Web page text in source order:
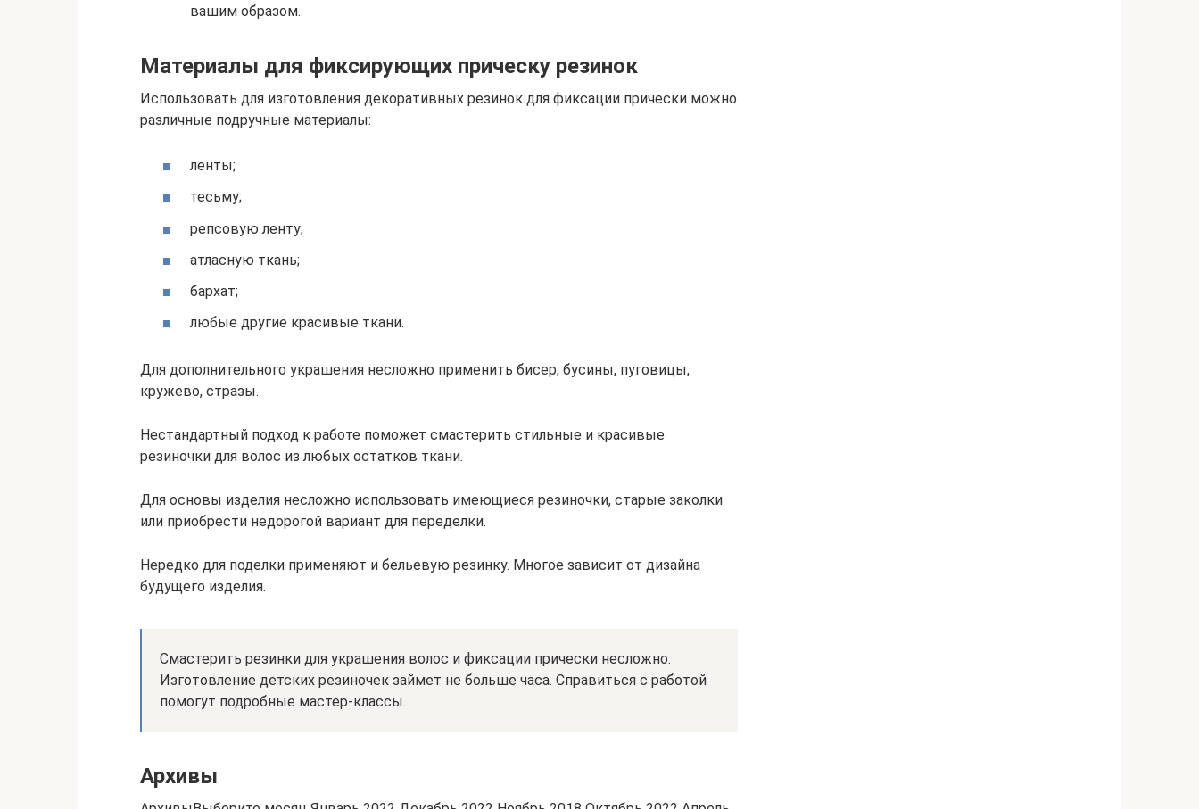
вашим образом.
Материалы для фиксирующих прическу резинок
Использовать для изготовления декоративных резинок для фиксации прически можно
различные подручные материалы:
ленты;
тесьму;
репсовую ленту;
атласную ткань;
бархат;
любые другие красивые ткани.
Для дополнительного украшения несложно применить бисер, бусины, пуговицы,
кружево, стразы.
Нестандартный подход к работе поможет смастерить стильные и красивые
резиночки для волос из любых остатков ткани.
Для основы изделия несложно использовать имеющиеся резиночки, старые заколки
или приобрести недорогой вариант для переделки.
Нередко для поделки применяют и бельевую резинку. Многое зависит от дизайна
будущего изделия.
Смастерить резинки для украшения волос и фиксации прически несложно.
Изготовление детских резиночек займет не больше часа. Справиться с работой
помогут подробные мастер-классы.
Архивы